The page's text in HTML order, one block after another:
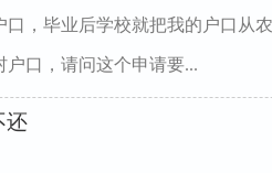
，毕业后学校就把我的户口从
口，请问这个申请要...
还